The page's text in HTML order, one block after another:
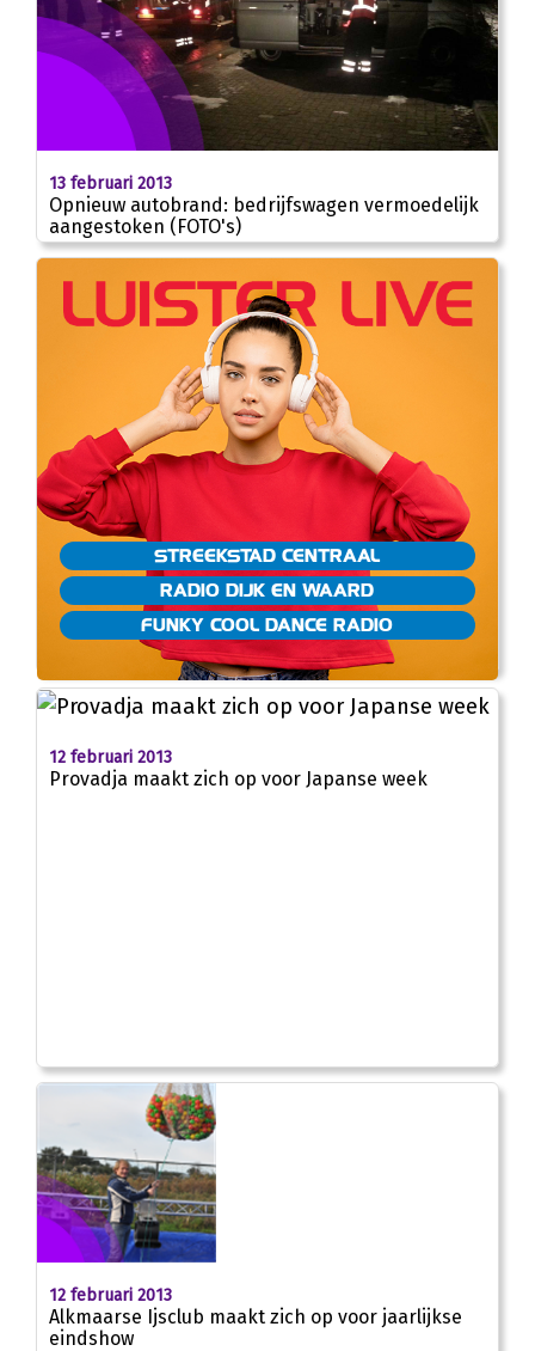
13 februari 2013
Opnieuw autobrand: bedrijfswagen vermoedelijk
aangestoken (FOTO's)
STREEKSTAD CENTRAAL
RADIO DIJK EN WAARD
FUNKY COOL DANCE RADIO
12 februari 2013
Provadja maakt zich op voor Japanse week
12 februari 2013
Alkmaarse Ijsclub maakt zich op voor jaarlijkse
eindshow